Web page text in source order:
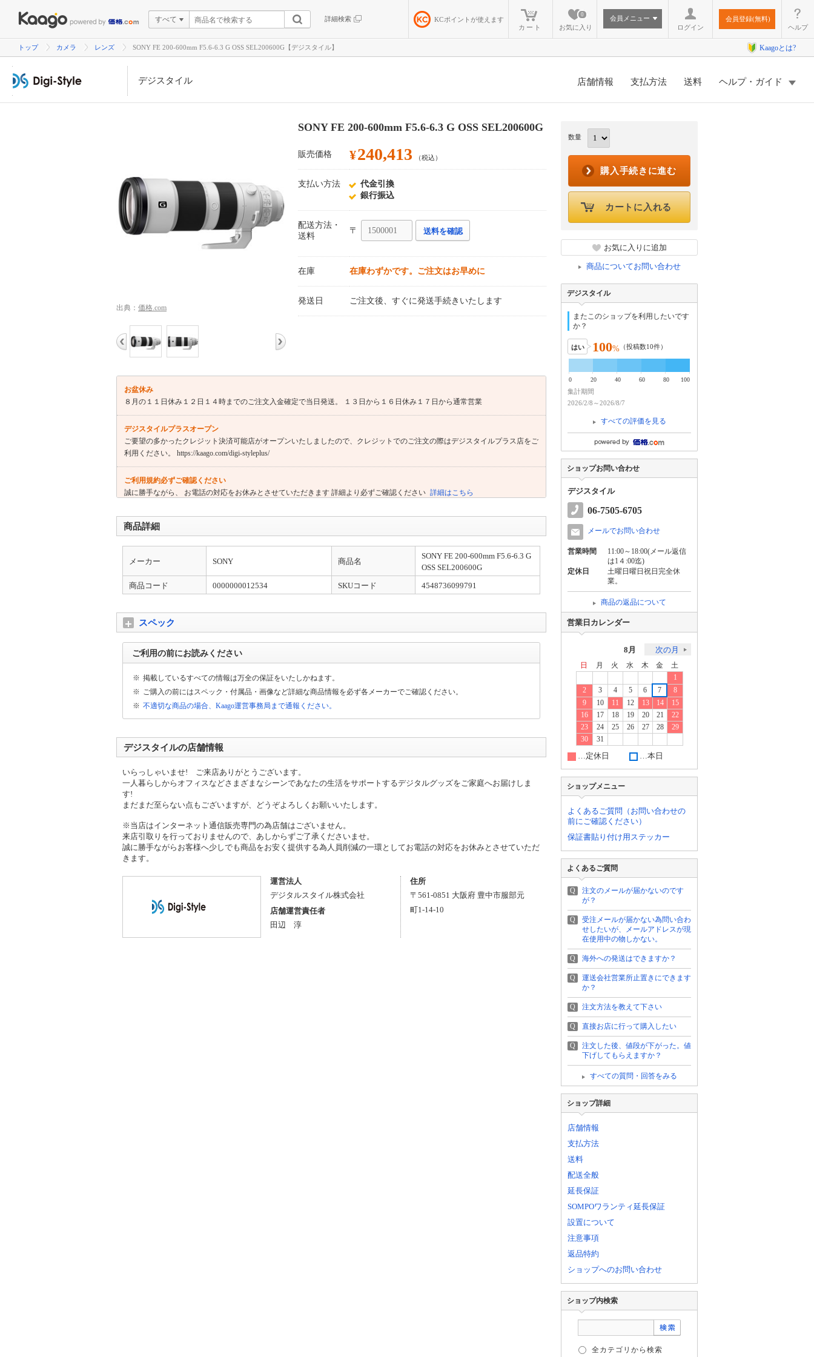
すべて 詳細検索 KCポイントが使えます
カート
お気に入り
0
会員メニュー
ログイン
会員登録(無料)
ヘルプ
トップ カメラ レンズ SONY FE 200-600mm F5.6-6.3 G OSS SEL200600G【デジスタイル】 Kaagoとは?
デジスタイル 店舗情報 支払方法 送料 ヘルプ・ガイド
出典： 価格.com
SONY FE 200-600mm F5.6-6.3 G OSS SEL200600G
販売価格 ¥240,413 （税込）
支払い方法
代金引換
銀行振込
配送方法・
送料
〒 送料を確認
在庫 在庫わずかです。ご注文はお早めに
発送日 ご注文後、すぐに発送手続きいたします
お盆休み
８月の１１日休み１２日１４時までのご注文入金確定で当日発送。 １３日から１６日休み１７日から通常営業
デジスタイルプラスオープン
ご要望の多かったクレジット決済可能店がオープンいたしましたので、クレジットでのご注文の際はデジスタイルプラス店をご
利用ください。 https://kaago.com/digi-styleplus/
ご利用規約必ずご確認ください
誠に勝手ながら、 お電話の対応をお休みとさせていただきます 詳細より必ずご確認ください 詳細はこちら
商品詳細
メーカー SONY 商品名
SONY FE 200-600mm F5.6-6.3 G
OSS SEL200600G
商品コード
0000000012534 SKUコード 4548736099791
スペック
ご利用の前にお読みください
※ 掲載しているすべての情報は万全の保証をいたしかねます。
※ ご購入の前にはスペック・付属品・画像など詳細な商品情報を必ず各メーカーでご確認ください。
※ 不適切な商品の場合、Kaago運営事務局まで通報ください。
デジスタイルの店舗情報
いらっしゃいませ! ご来店ありがとうございます。
一人暮らしからオフィスなどさまざまなシーンであなたの生活をサポートするデジタルグッズをご家庭へお届けしま
す!
まだまだ至らない点もございますが、どうぞよろしくお願いいたします。
※当店はインターネット通信販売専門の為店舗はございません。
来店引取りを行っておりませんので、あしからずご了承くださいませ。
誠に勝手ながらお客様へ少しでも商品をお安く提供する為人員削減の一環としてお電話の対応をお休みとさせていただ
きます。
運営法人
デジタルスタイル株式会社
店舗運営責任者
田辺 淳
住所
〒 561-0851 大阪府 豊中市服部元
町1-14-10
数量
購入手続きに進む
カートに入れる
お気に入りに追加
商品についてお問い合わせ
デジスタイル
またこのショップを利用したいです
か？
はい 100% （投稿数10件）
0 20 40 60 80 100
集計期間
2026/2/8～2026/8/7
すべての評価を見る
ショップお問い合わせ
デジスタイル
06-7505-6705
メールでお問い合わせ
営業時間
11:00～18:00(メール返信
は1４:00迄)
定休日
土曜日曜日祝日完全休
業。
商品の返品について
営業日カレンダー
8月 次の月
日 月 火 水 木 金
土
1
2
3 4 5 6 7
8
9
10 11 12 13 14
15
16
17 18 19 20 21
22
23
24 25 26 27 28
29
30
31
…定休日 …本日
ショップメニュー
よくあるご質問（お問い合わせの
前にご確認ください）
保証書貼り付け用ステッカー
よくあるご質問
Q
注文のメールが届かないのです
が？
Q
受注メールが届かない為問い合わ
せしたいが、メールアドレスが現
在使用中の物しかない。
Q 海外への発送はできますか？
Q
運送会社営業所止置きにできます
か？
Q 注文方法を教えて下さい
Q 直接お店に行って購入したい
Q
注文した後、値段が下がった。値
下げしてもらえますか？
すべての質問・回答をみる
ショップ詳細
店舗情報
支払方法
送料
配送全般
延長保証
SOMPOワランティ延長保証
設置について
注意事項
返品特約
ショップへのお問い合わせ
ショップ内検索
全カテゴリから検索